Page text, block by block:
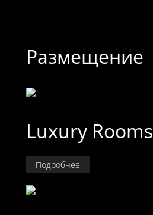
Размещение
Luxury Rooms
Подробнее